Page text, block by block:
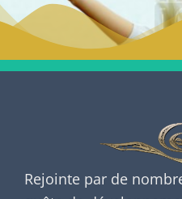
Rejointe par de